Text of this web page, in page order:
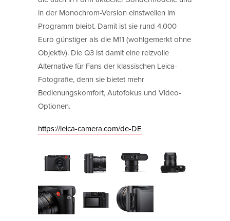
in der Monochrom-Version einstweilen im
Programm bleibt. Damit ist sie rund 4.000
Euro günstiger als die M11 (wohlgemerkt ohne
Objektiv). Die Q3 ist damit eine reizvolle
Alternative für Fans der klassischen Leica-
Fotografie, denn sie bietet mehr
Bedienungskomfort, Autofokus und Video-
Optionen.
https://leica-camera.com/de-DE